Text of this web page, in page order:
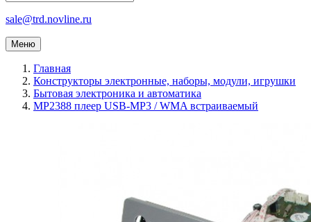
sale@trd.novline.ru
Меню
Главная
Конструкторы электронные, наборы, модули, игрушки
Бытовая электроника и автоматика
MP2388 плеер USB-MP3 / WMA встраиваемый